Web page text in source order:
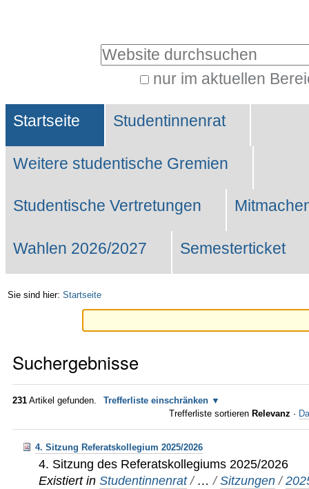
Website durchsuchen
nur im aktuellen
Suche…
Sektionen
Startseite Studentinnenrat
Weitere studentische Gremien
Studentische Vertretungen
Wahlen 2026/2027 Semesterticket
Sie sind hier: Startseite
Suchergebnisse
231 Artikel gefunden.
Trefferliste einschränken
Trefferliste sortieren Relevanz ·
4. Sitzung Referatskollegium 2025/2026
4. Sitzung des Referatskollegiums 2025/2026
Existiert in Studentinnenrat / …/Sitzungen /